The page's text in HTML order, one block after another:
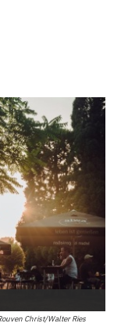
Christ/Walter Ries